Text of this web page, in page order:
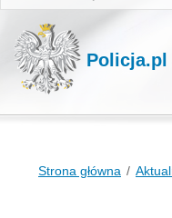
Policja.pl
Strona główna